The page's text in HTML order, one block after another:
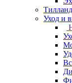
Уход и